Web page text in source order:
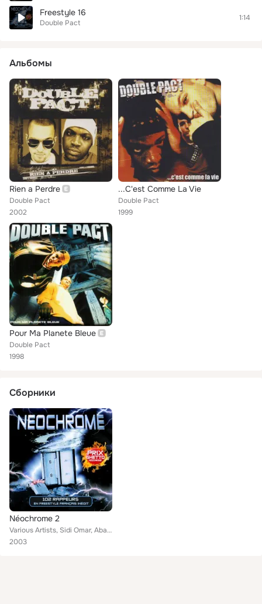
Freestyle 16
Double Pact
1:14
Альбомы
Rien a Perdre
Double Pact
2002
...C'est Comme La Vie
Double Pact
1999
Pour Ma Planete Bleue
Double Pact
1998
Сборники
Néochrome 2
Various Artists, Sidi Omar, Abalone, Alibi Montana, Les Rois De L'Assos, Duñe, Diam's, Chiens De Paille, Dyslexie, Scred Connexi...
2003